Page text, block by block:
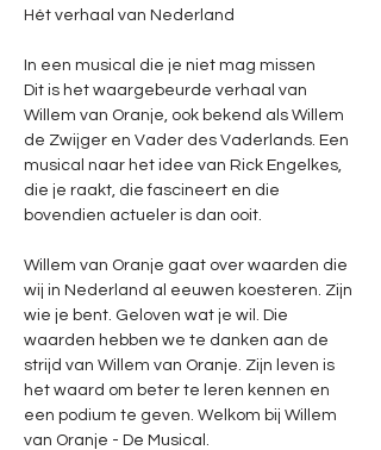
Hét verhaal van Nederland
In een musical die je niet mag missen
Dit is het waargebeurde verhaal van
Willem van Oranje, ook bekend als Willem
de Zwijger en Vader des Vaderlands. Een
musical naar het idee van Rick Engelkes,
die je raakt, die fascineert en die
bovendien actueler is dan ooit.
Willem van Oranje gaat over waarden die
wij in Nederland al eeuwen koesteren. Zijn
wie je bent. Geloven wat je wil. Die
waarden hebben we te danken aan de
strijd van Willem van Oranje. Zijn leven is
het waard om beter te leren kennen en
een podium te geven. Welkom bij Willem
van Oranje - De Musical.